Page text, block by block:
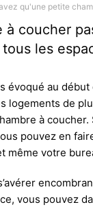
qu'une petite
à coucher
tous les
évoqué au
logements de
à
pouvez en
même votre
vous pouvez